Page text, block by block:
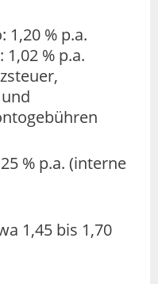
1,20 % p.a.
1,02 % p.a.
% p.a. (interne
1,45 bis 1,70